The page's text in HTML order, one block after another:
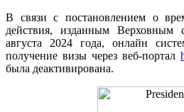
В связи с постановлением о
действия, изданным
августа 2024 года, онлайн
получение визы через веб-портал
была деактивирована.